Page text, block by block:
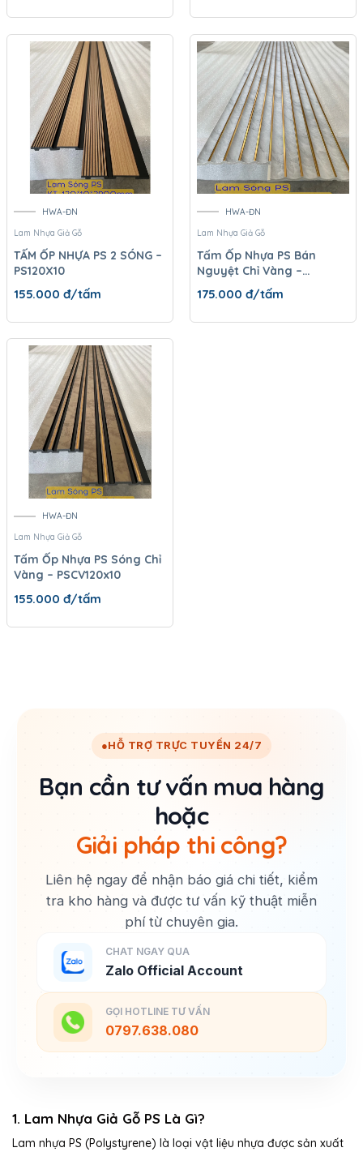
HWA-ĐN
Lam Nhựa Giả Gỗ
TẤM ỐP NHỰA PS 2 SÓNG –
PS120X10
155.000 đ/tấm
HWA-ĐN
Lam Nhựa Giả Gỗ
Tấm Ốp Nhựa PS Bán
Nguyệt Chỉ Vàng –
PSBN150x10
175.000 đ/tấm
HWA-ĐN
Lam Nhựa Giả Gỗ
Tấm Ốp Nhựa PS Sóng Chỉ
Vàng – PSCV120x10
155.000 đ/tấm
●HỖ TRỢ TRỰC TUYẾN 24/7
Bạn cần tư vấn mua hàng
hoặc
Giải pháp thi công?
Liên hệ ngay để nhận báo giá chi tiết, kiểm
tra kho hàng và được tư vấn kỹ thuật miễn
phí từ chuyên gia.
CHAT NGAY QUA
Zalo Official Account
GỌI HOTLINE TƯ VẤN
0797.638.080
1. Lam Nhựa Giả Gỗ PS Là Gì?
Lam nhựa PS (Polystyrene) là loại vật liệu nhựa được sản xuất